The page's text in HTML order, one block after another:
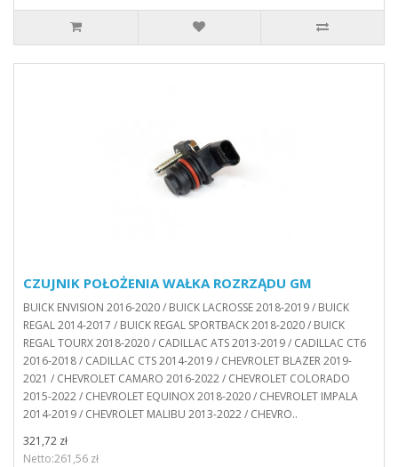
CZUJNIK POŁOŻENIA WAŁKA ROZRZĄDU GM
BUICK ENVISION 2016-2020 / BUICK LACROSSE 2018-2019 / BUICK
REGAL 2014-2017 / BUICK REGAL SPORTBACK 2018-2020 / BUICK
REGAL TOURX 2018-2020 / CADILLAC ATS 2013-2019 / CADILLAC CT6
2016-2018 / CADILLAC CTS 2014-2019 / CHEVROLET BLAZER 2019-
2021 / CHEVROLET CAMARO 2016-2022 / CHEVROLET COLORADO
2015-2022 / CHEVROLET EQUINOX 2018-2020 / CHEVROLET IMPALA
2014-2019 / CHEVROLET MALIBU 2013-2022 / CHEVRO..
321,72 zł
Netto:261,56 zł